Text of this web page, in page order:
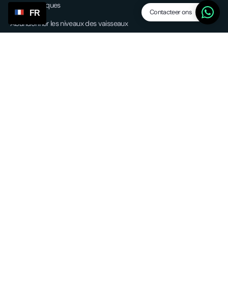
Contacteer ons
Caractéristiques
Abandonner les niveaux des vaisseaux
FR